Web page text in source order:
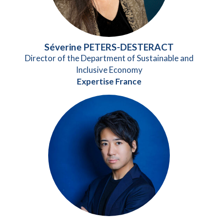
Séverine PETERS-DESTERACT
Director of the Department of Sustainable and
Inclusive Economy
Expertise France